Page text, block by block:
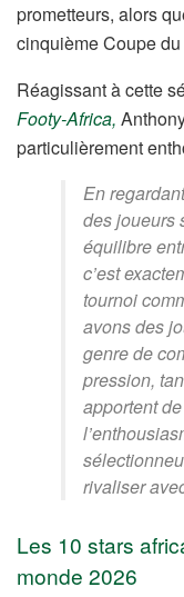
prometteurs, alors
cinquième Coupe
Réagissant à cette
Footy-Africa,
particulièrement
En
des joueurs
équilibre
c’est
tournoi
avons des
genre de
pression,
apportent
rivaliser
Les 10 stars
monde 2026